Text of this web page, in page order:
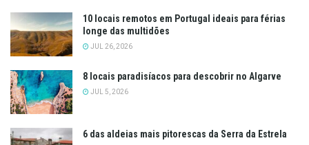
10 locais remotos em Portugal ideais para férias
longe das multidões
JUL 26, 2026
8 locais paradisíacos para descobrir no Algarve
JUL 5, 2026
6 das aldeias mais pitorescas da Serra da Estrela